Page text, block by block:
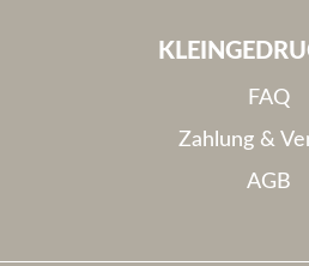
FAQ
Zahlung &
AGB